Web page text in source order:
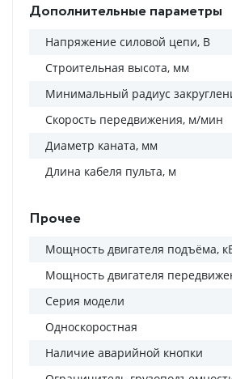
Дополнительные параметры
Напряжение силовой цепи, В
Строительная высота, мм
Минимальный радиус
Скорость передвижения, м/мин
Диаметр каната, мм
Длина кабеля пульта, м
Прочее
Мощность двигателя подъёма,
Мощность двигателя
Серия модели
Односкоростная
Наличие аварийной кнопки